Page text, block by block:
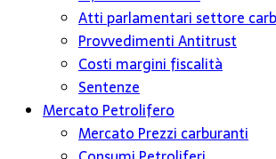
Atti parlamentari settore
Provvedimenti Antitrust
Costi margini fiscalità
Sentenze
Mercato Petrolifero
Mercato Prezzi carburanti